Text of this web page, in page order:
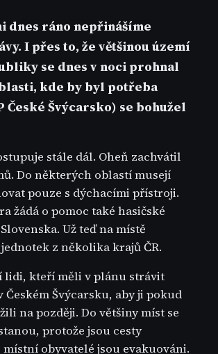
dnes ráno nepřinášíme
I přes to, že většinou území
se dnes v noci prohnal
kde by byl potřeba
České Švýcarsko) se bohužel
stále dál. Oheň zachvátil
Do některých oblastí musejí
pouze s dýchacími přístroji.
žádá o pomoc také hasičské
Už teď na místě
z několika krajů ČR.
lidi, kteří měli v plánu strávit
Českém Švýcarsku, aby ji pokud
na později. Do většiny míst se
protože jsou cesty
místní obyvatelé jsou evakuováni.